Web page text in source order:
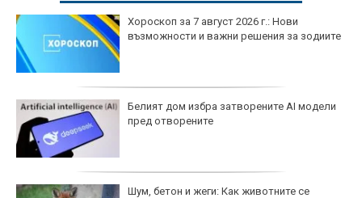
Хороскоп за 7 август 2026 г.: Нови
възможности и важни решения за зодиите
Белият дом избра затворените AI модели
пред отворените
Шум, бетон и жеги: Как животните се